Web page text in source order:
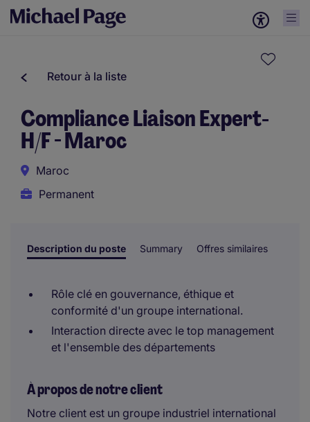
Retour à la liste
Compliance Liaison Expert-
H/F - Maroc
Maroc
Permanent
Description du poste Summary Offres similaires
Rôle clé en gouvernance, éthique et
conformité d'un groupe international.
Interaction directe avec le top management
et l'ensemble des départements
À propos de notre client
Notre client est un groupe industriel international